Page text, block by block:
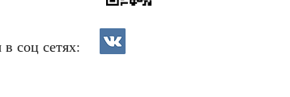
соц сетях: